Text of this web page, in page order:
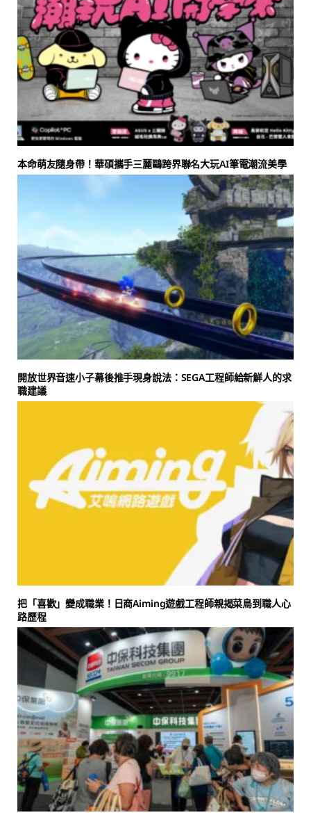
本命萌友隨身帶！華碩攜手三麗鷗跨界聯名大玩AI筆電潮流美學
開放世界音速小子幕後推手現身說法：SEGA工程師給新鮮人的求
職建議
把「喜歡」變成職業！日商Aiming遊戲工程師親揭菜鳥到職人心
路歷程